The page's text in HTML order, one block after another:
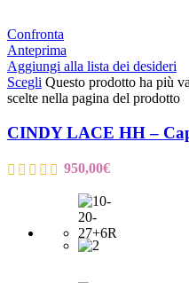
Confronta
Anteprima
Aggiungi alla lista dei desideri
Scegli Questo prodotto ha più
scelte nella pagina del prodotto
CINDY LACE HH –
950,00€